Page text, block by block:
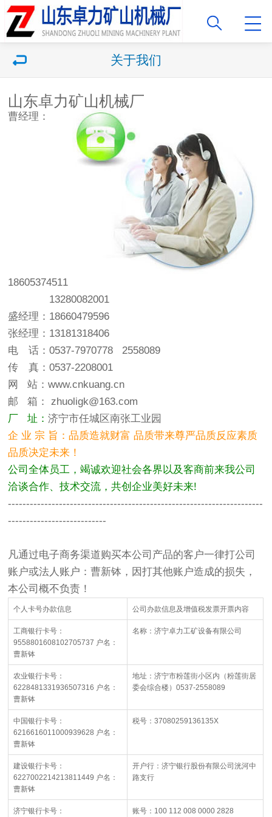
关于我们
山东卓力矿山机械厂
曹经理：
18605374511
13280082001
盛经理：18660479596
张经理：13181318406
电 话：0537-7970778 2558089
传 真：0537-2208001
网
站：www.cnkuang.cn
邮
箱： zhuoligk@163.com
厂 址：济宁市任城区南张工业园
企 业 宗 旨：品质造就财富 品质带来尊严品质反应素质
品质决定未来！
公司全体员工，竭诚欢迎社会各界以及客商前来我公司
洽谈合作、技术交流，共创企业美好未来!
----------------------------------------------------------------------
---------------------------
凡通过电子商务渠道购买本公司产品的客户一律打公司
账户或法人账户：曹新钵，因打其他账户造成的损失，
本公司概不负责！
个人卡号办款信息 公司办款信息及增值税发票开票内容
工商银行卡号：
9558801608102705737 户名：
曹新钵
名称：济宁卓力工矿设备有限公司
农业银行卡号：
6228481331936507316 户名：
曹新钵
地址：济宁市粉莲街小区内（粉莲街居
委会综合楼）0537-2558089
中国银行卡号：
6216616011000939628 户名：
曹新钵
税号：37080259136135X
建设银行卡号：
6227002214213811449 户名：
曹新钵
开户行：济宁银行股份有限公司洸河中
路支行
济宁银行卡号： 账号：100 112 008 0000 2828